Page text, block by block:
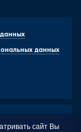
данных
сайт Вы